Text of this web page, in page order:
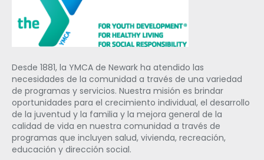
Desde 1881, la YMCA de Newark ha atendido las
necesidades de la comunidad a través de una variedad
de programas y servicios. Nuestra misión es brindar
oportunidades para el crecimiento individual, el desarrollo
de la juventud y la familia y la mejora general de la
calidad de vida en nuestra comunidad a través de
programas que incluyen salud, vivienda, recreación,
educación y dirección social.